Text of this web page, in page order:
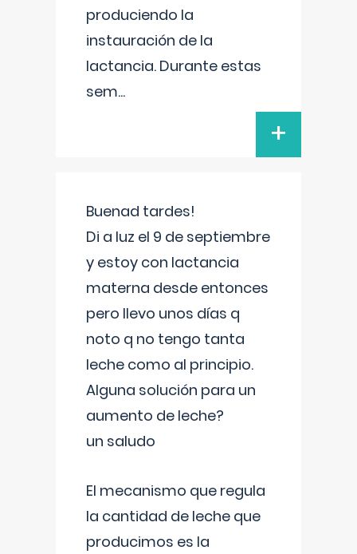
produciendo la
instauración de la
lactancia. Durante estas
sem...
+
Buenad tardes!
Di a luz el 9 de septiembre
y estoy con lactancia
materna desde entonces
pero llevo unos días q
noto q no tengo tanta
leche como al principio.
Alguna solución para un
aumento de leche?
un saludo
El mecanismo que regula
la cantidad de leche que
producimos es la